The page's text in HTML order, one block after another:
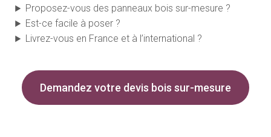
Proposez-vous des panneaux bois sur-mesure ?
Est-ce facile à poser ?
Livrez-vous en France et à l’international ?
Demandez votre devis bois sur-mesure